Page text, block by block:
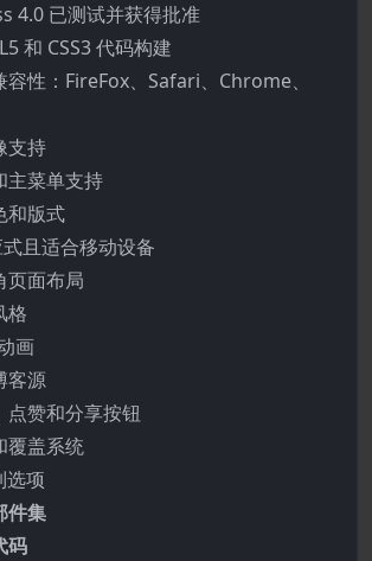
4.0 已测试并获得批准
和 CSS3 代码构建
容性：FireFox、Safari、Chrome、
支持
主菜单支持
和版式
且适合移动设备
页面布局
格
画
客源
点赞和分享按钮
覆盖系统
选项
件集
码